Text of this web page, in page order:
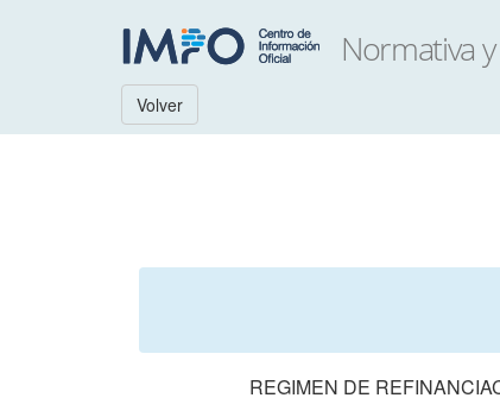
Volver
REGIMEN DE